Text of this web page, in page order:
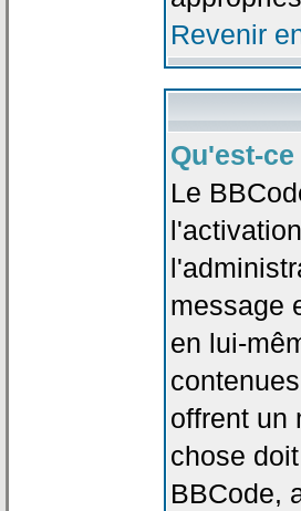
Revenir
Qu'est-
Le
message
en lui-
offrent un
chose
BBCode,